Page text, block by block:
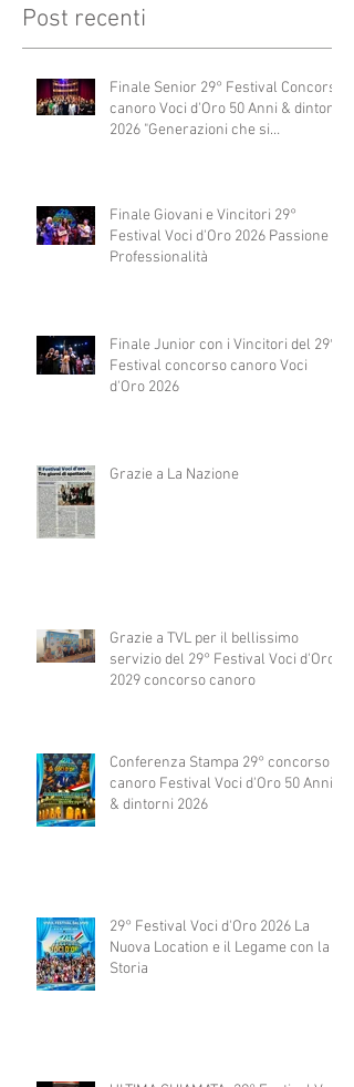
Post recenti
Finale Senior 29° Festival Concorso
canoro Voci d'Oro 50 Anni & dintorni
2026 "Generazioni che si
Finale Giovani e Vincitori 29°
Festival Voci d'Oro 2026 Passione e
Professionalità
Finale Junior con i Vincitori del 29°
Festival concorso canoro Voci
d'Oro 2026
Grazie a La Nazione
Grazie a TVL per il bellissimo
servizio del 29° Festival Voci d'Oro
2029 concorso canoro
Conferenza Stampa 29° concorso
canoro Festival Voci d'Oro 50 Anni
& dintorni 2026
29° Festival Voci d'Oro 2026 La
Nuova Location e il Legame con la
Storia